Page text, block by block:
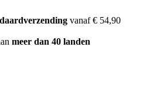
vanaf € 54,90
meer dan 40 landen